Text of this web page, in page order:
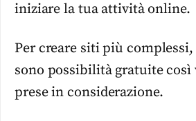
iniziare la tua attività online.
Per creare siti più
sono possibilità gratuite così
prese in considerazione.